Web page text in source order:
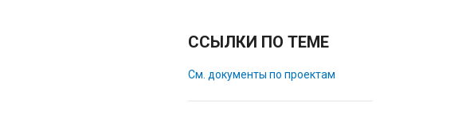
ССЫЛКИ ПО ТЕМЕ
См. документы по проектам